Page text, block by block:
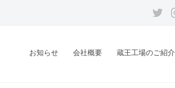
お知らせ 会社概要 蔵王工場のご紹介